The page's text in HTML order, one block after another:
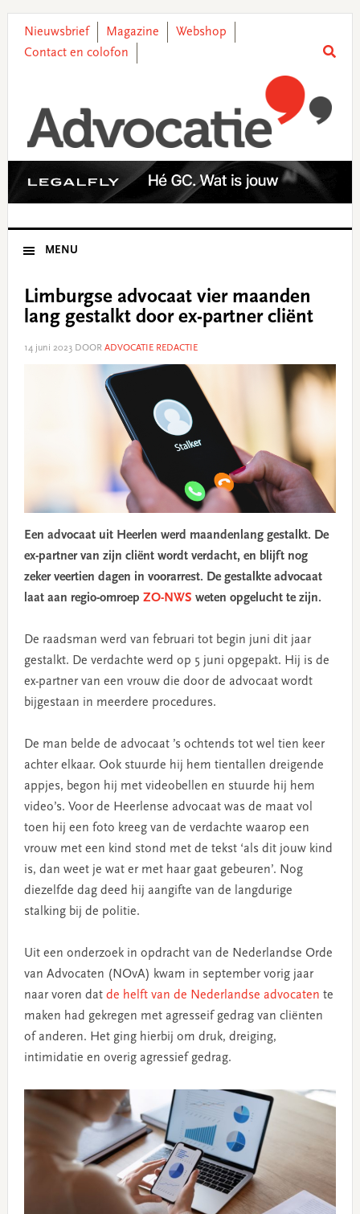
primary
main
primary
footer
Nieuwsbrief Magazine
Webshop
Contact en colofon
MENU
Limburgse advocaat vier maanden
lang gestalkt door ex-partner cliënt
14 juni 2023DOOR ADVOCATIE REDACTIE
Een advocaat uit Heerlen werd maandenlang gestalkt. De
ex-partner van zijn cliënt wordt verdacht, en blijft nog
zeker veertien dagen in voorarrest. De gestalkte advocaat
laat aan regio-omroep ZO-NWS weten opgelucht te zijn.
De raadsman werd van februari tot begin juni dit jaar
gestalkt. De verdachte werd op 5 juni opgepakt. Hij is de
ex-partner van een vrouw die door de advocaat wordt
bijgestaan in meerdere procedures.
De man belde de advocaat ’s ochtends tot wel tien keer
achter elkaar. Ook stuurde hij hem tientallen dreigende
appjes, begon hij met videobellen en stuurde hij hem
video’s. Voor de Heerlense advocaat was de maat vol
toen hij een foto kreeg van de verdachte waarop een
vrouw met een kind stond met de tekst ‘als dit jouw kind
is, dan weet je wat er met haar gaat gebeuren’. Nog
diezelfde dag deed hij aangifte van de langdurige
stalking bij de politie.
Uit een onderzoek in opdracht van de Nederlandse Orde
van Advocaten (NOvA) kwam in september vorig jaar
naar voren dat de helft van de Nederlandse advocaten te
maken had gekregen met agresseif gedrag van cliënten
of anderen. Het ging hierbij om druk, dreiging,
intimidatie en overig agressief gedrag.